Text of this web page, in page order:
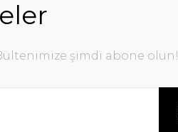
şimdi abone olun!